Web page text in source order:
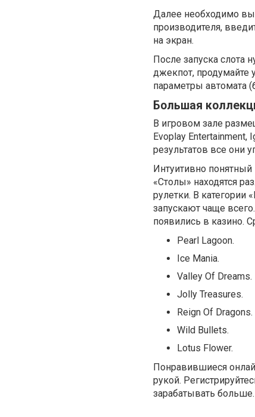
Далее необходимо
производителя,
на экран.
После запуска слота
джекпот, продумайте
параметры автомата
Большая
В игровом зале
Evoplay Entertainment,
результатов все они
Интуитивно понятный
«Столы» находятся
рулетки. В категории
запускают чаще
появились в казино.
Pearl Lagoon.
Ice Mania.
Valley Of Dreams.
Jolly Treasures.
Reign Of Dragons.
Wild Bullets.
Lotus Flower.
Понравившиеся
рукой.
зарабатывать больше.